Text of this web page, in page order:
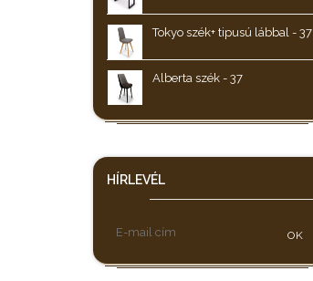
Tokyo szék+ tipusú lábbal - 37
Alberta szék - 37
HÍRLEVÉL
OK